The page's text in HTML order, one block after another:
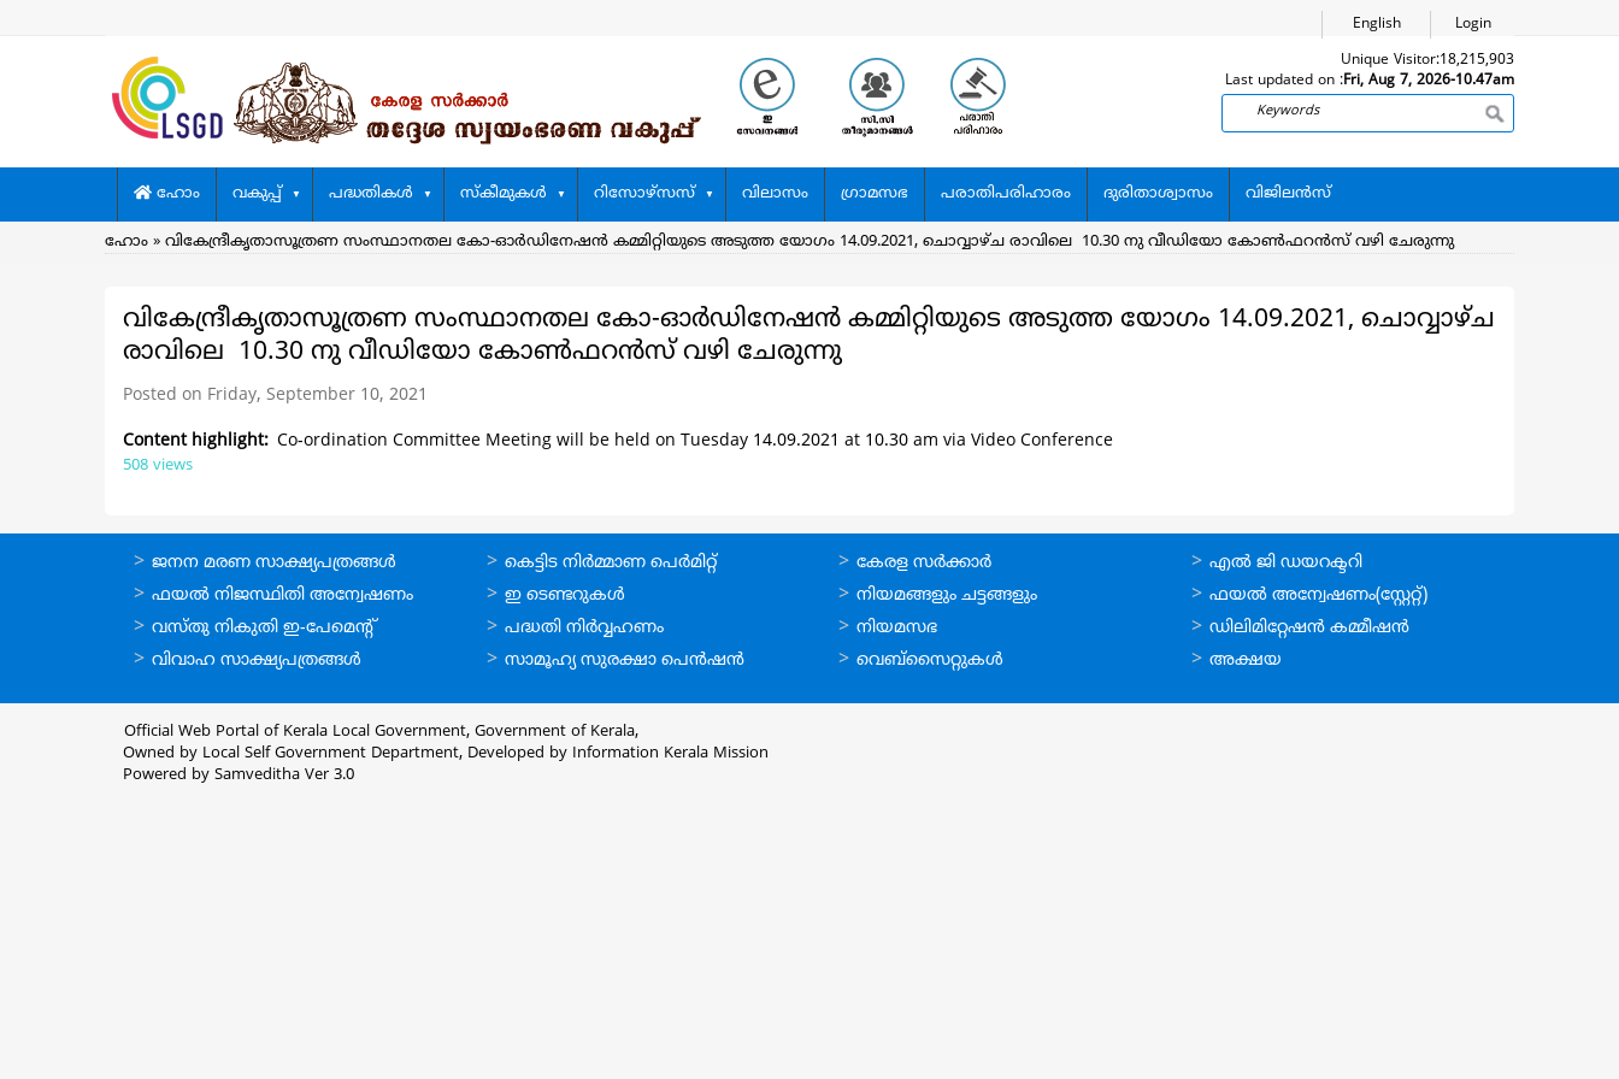
Login
English
Unique Visitor:18,215,903
Last updated on :Fri, Aug 7, 2026-10.47am
Search
Main
navigation
ഹോം വകുപ്പ് പദ്ധതികള്‍ സ്കീമുകള്‍ റിസോഴ്സസ് വിലാസം ഗ്രാമസഭ പരാതിപരിഹാരം ദുരിതാശ്വാസം വിജിലന്‍സ്
Breadcrumb
ഹോം വികേന്ദ്രീകൃതാസൂത്രണ സംസ്ഥാനതല കോ-ഓര്‍ഡിനേഷന്‍ കമ്മിറ്റിയുടെ അടുത്ത യോഗം 14.09.2021, ചൊവ്വാഴ്ച രാവിലെ 10.30 നു വീഡിയോ കോൺഫറൻസ് വഴി ചേരുന്നു
വികേന്ദ്രീകൃതാസൂത്രണ സംസ്ഥാനതല കോ-ഓര്‍ഡിനേഷന്‍ കമ്മിറ്റിയുടെ അടുത്ത യോഗം 14.09.2021, ചൊവ്വാഴ്ച
രാവിലെ 10.30 നു വീഡിയോ കോൺഫറൻസ് വഴി ചേരുന്നു
Posted on Friday, September 10, 2021
Content highlight Co-ordination Committee Meeting will be held on Tuesday 14.09.2021 at 10.30 am via Video Conference
508 views
ഓണ്‍ലൈന്‍
സേവനങ്ങള്‍
ജനന മരണ സാക്ഷ്യപത്രങ്ങള്‍
ഫയല്‍ നിജസ്ഥിതി അന്വേഷണം
വസ്തു നികുതി ഇ-പേമെന്റ്
വിവാഹ സാക്ഷ്യപത്രങ്ങള്‍
ഓണ്‍ലൈന്‍
സേവനങ്ങള്‍
കെട്ടിട നിര്‍മ്മാണ പെര്‍മിറ്റ്‌
ഇ ടെണ്ടറുകള്‍
പദ്ധതി നിര്‍വ്വഹണം
സാമൂഹ്യ സുരക്ഷാ പെന്‍ഷന്‍
ഉപയോഗപ്രദമായ
കണ്ണികള്‍
കേരള സര്‍ക്കാര്‍
നിയമങ്ങളും ചട്ടങ്ങളും
നിയമസഭ
വെബ്സൈറ്റുകള്‍
ഉപയോഗപ്രദമായ
കണ്ണികള്‍
എല്‍ ജി ഡയറക്ടറി
ഫയല്‍ അന്വേഷണം(സ്റ്റേറ്റ്)
ഡിലിമിറ്റേഷന്‍ കമ്മീഷന്‍
അക്ഷയ
Official Web Portal of Kerala Local Government, Government of Kerala,
Owned by Local Self Government Department, Developed by Information Kerala Mission
Powered by Samveditha Ver 3.0